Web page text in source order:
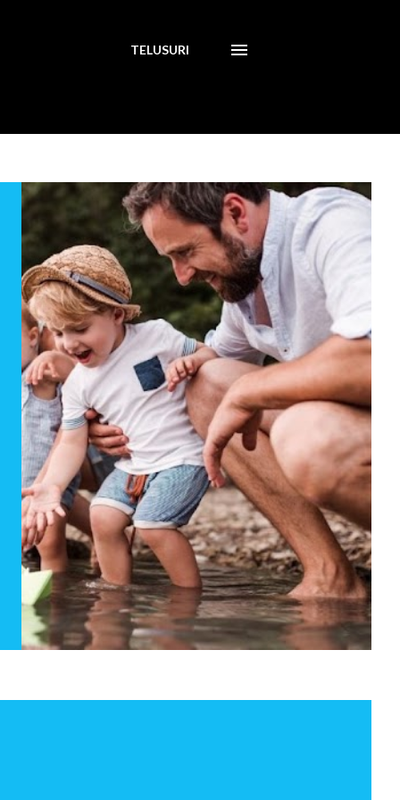
TELUSURI